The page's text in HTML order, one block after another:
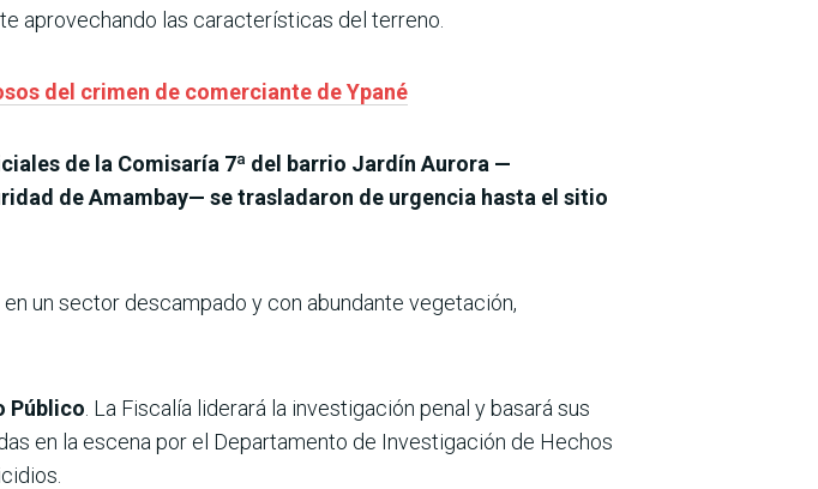
aprovechando las características del terreno.
del crimen de comerciante de Ypané
de la Comisaría 7ª del barrio Jardín Aurora —
de Amambay— se trasladaron de urgencia hasta el sitio
un sector descampado y con abundante vegetación,
Público . La Fiscalía liderará la investigación penal y basará sus
en la escena por el Departamento de Investigación de Hechos